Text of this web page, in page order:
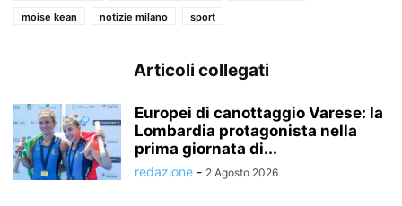
moise kean
notizie milano sport
Articoli collegati
Europei di canottaggio Varese: la
Lombardia protagonista nella
prima giornata di...
redazione - 2 Agosto 2026